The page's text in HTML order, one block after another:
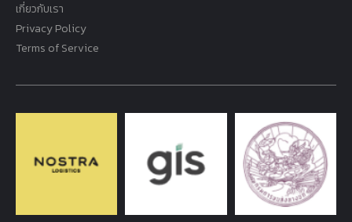
เกี่ยวกับเรา
Privacy Policy
Terms of Service